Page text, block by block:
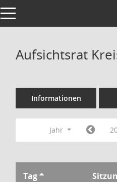
Toggle navigation
Aufsichtsrat
Informationen
Jahr
Tag